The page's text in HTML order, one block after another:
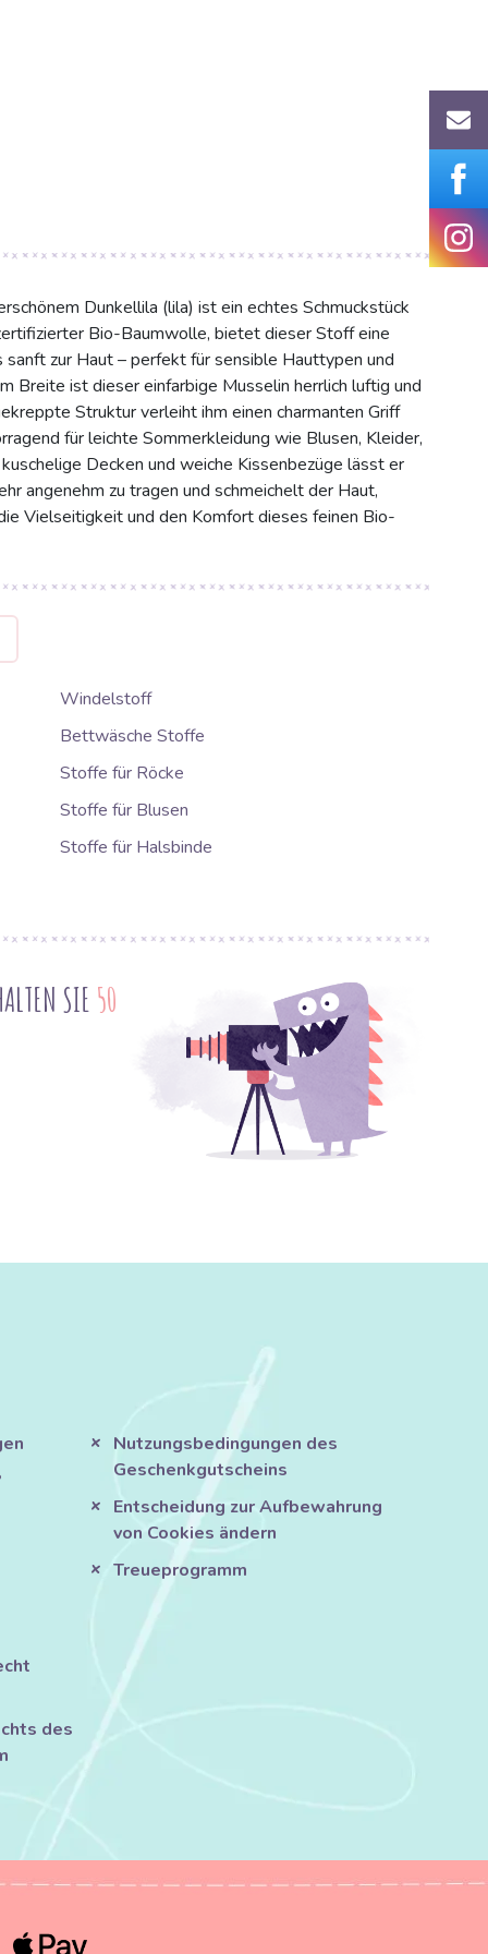
Dunkellila (lila) ist ein echtes Schmuckstück
Bio-Baumwolle, bietet dieser Stoff eine
zur Haut – perfekt für sensible Hauttypen und
Breite ist dieser einfarbige Musselin herrlich luftig und
Struktur verleiht ihm einen charmanten Griff
für leichte Sommerkleidung wie Blusen, Kleider,
Decken und weiche Kissenbezüge lässt er
angenehm zu tragen und schmeichelt der Haut,
Vielseitigkeit und den Komfort dieses feinen Bio-
Windelstoff
Bettwäsche Stoffe
Stoffe für Röcke
Stoffe für Blusen
Stoffe für Halsbinde
SIE 50
des
Nutzungsbedingungen des
Geschenkgutscheins
Entscheidung zur Aufbewahrung
von Cookies ändern
Treueprogramm